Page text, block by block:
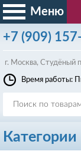
Меню
+7 (909)
г. Москва, Студёный
Время работы:
Категории